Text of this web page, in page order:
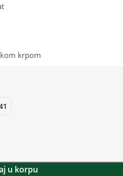
krpom
u korpu